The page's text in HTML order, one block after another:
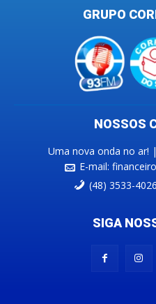
GRUPO
NOSSOS
Uma nova onda no ar!
E-mail:
(48) 3533-
SIGA